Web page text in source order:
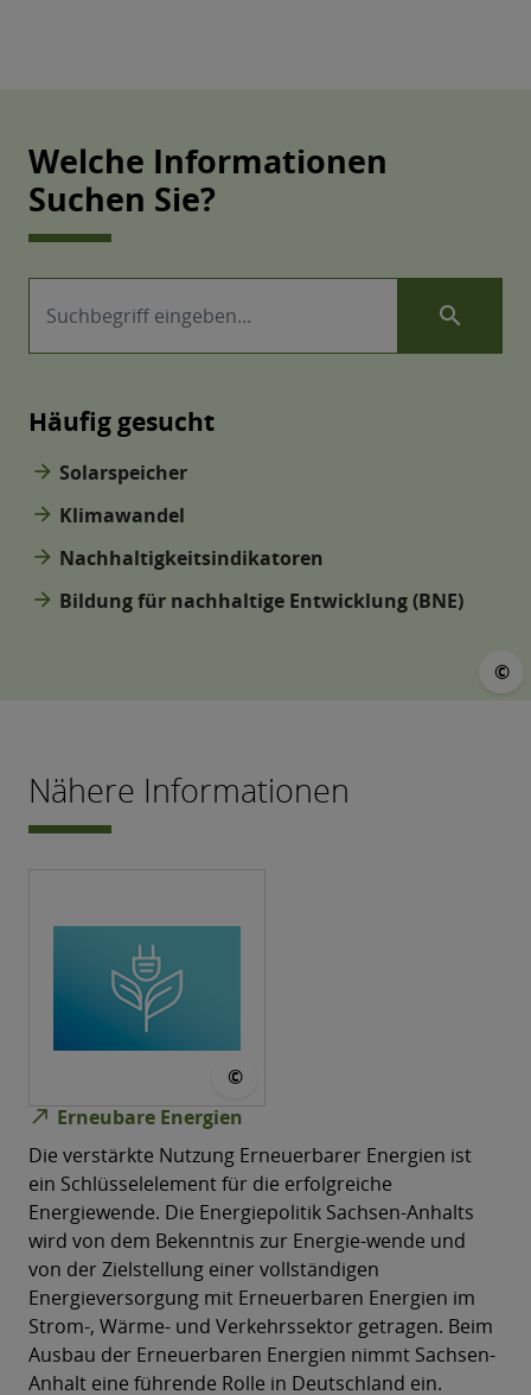
Welche Informationen
Suchen Sie?
search
Häufig gesucht
arrow_forward Solarspeicher
arrow_forward Klimawandel
arrow_forward Nachhaltigkeitsindikatoren
arrow_forward Bildung für nachhaltige Entwicklung (BNE)
©
Nähere Informationen
©
north_east Erneubare Energien
Die verstärkte Nutzung Erneuerbarer Energien ist
ein Schlüsselelement für die erfolgreiche
Energiewende. Die Energiepolitik Sachsen-Anhalts
wird von dem Bekenntnis zur Energie-wende und
von der Zielstellung einer vollständigen
Energieversorgung mit Erneuerbaren Energien im
Strom-, Wärme- und Verkehrssektor getragen. Beim
Ausbau der Erneuerbaren Energien nimmt Sachsen-
Anhalt eine führende Rolle in Deutschland ein.